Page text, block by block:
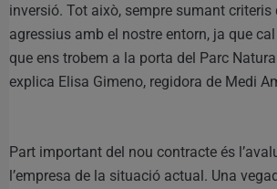
inversió. Tot això, sempre sumant criteris
agressius amb el nostre entorn, ja que
que ens trobem a la porta del Parc
explica Elisa Gimeno, regidora de Medi
Part important del nou contracte és
l’empresa de la situació actual. Una